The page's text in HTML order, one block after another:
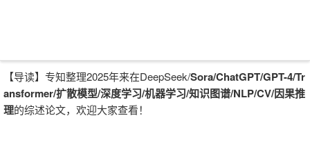
【导读】专知整理2025年来在DeepSeek/Sora/ChatGPT/GPT-4/Tr
ansformer/扩散模型/深度学习/机器学习/知识图谱/NLP/CV/因果推
理的综述论文，欢迎大家查看！